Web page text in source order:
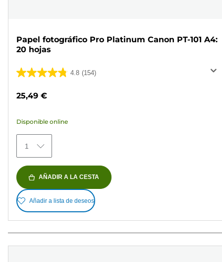
Papel fotográfico Pro Platinum Canon PT-101 A4:
20 hojas
4.8 (154)
4.8
154
reseñas
25,49 €
Disponible online
1
AÑADIR A LA CESTA
Añadir a lista de deseos